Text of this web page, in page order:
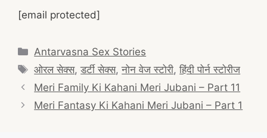
[email protected]
Categories
Antarvasna Sex Stories
Tags
ओरल सेक्स,डर्टी सेक्स,नोन वेज स्टोरी,हिंदी पोर्न स्टोरीज
Post
navigation
Meri Family Ki Kahani Meri Jubani – Part 11
Meri Fantasy Ki Kahani Meri Jubani – Part 1